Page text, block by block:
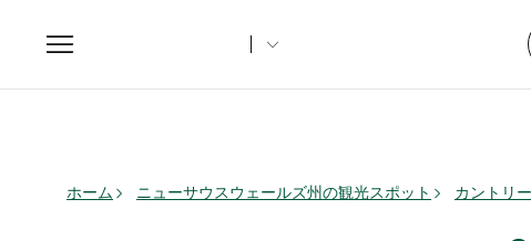
Toggle
navigation
ホーム ニューサウスウェールズ州の観光スポット カントリ